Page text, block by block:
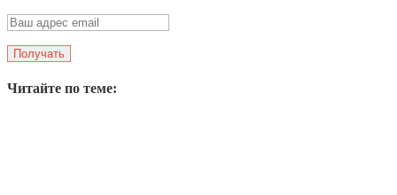
Читайте по теме: